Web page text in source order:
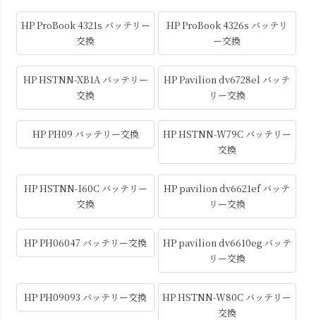
HP ProBook 4321s バッテリー
交換
HP ProBook 4326s バッテリ
ー交換
HP HSTNN-XB1A バッテリー
交換
HP Pavilion dv6728el バッテ
リー交換
HP PH09 バッテリー交換
HP HSTNN-W79C バッテリー
交換
HP HSTNN-I60C バッテリー
交換
HP pavilion dv6621ef バッテ
リー交換
HP PH06047 バッテリー交換
HP pavilion dv6610eg バッテ
リー交換
HP PH09093 バッテリー交換
HP HSTNN-W80C バッテリー
交換